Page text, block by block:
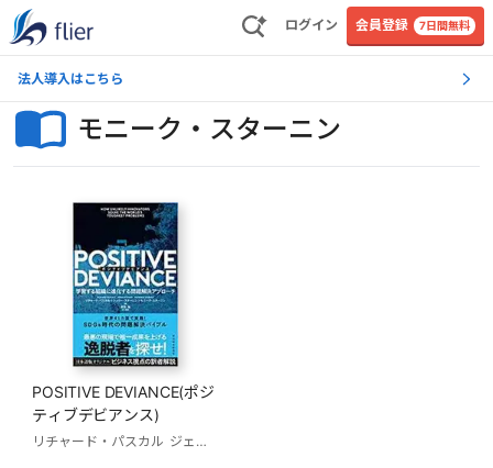
ログイン 会員登録 7日間無料
法人導入はこちら
モニーク・スターニン
POSITIVE DEVIANCE(ポジ
ティブデビアンス)
リチャード・パスカル ジェリー・スターニン